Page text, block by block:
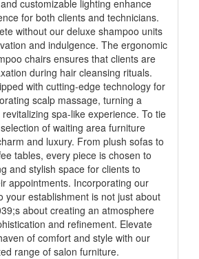
customizable lighting enhance
for both clients and technicians.
without our deluxe shampoo units
and indulgence. The ergonomic
chairs ensures that clients are
during hair cleansing rituals.
with cutting-edge technology for
scalp massage, turning a
spa-like experience. To tie
of waiting area furniture
and luxury. From plush sofas to
tables, every piece is chosen to
and stylish space for clients to
appointments. Incorporating our
your establishment is not just about
about creating an atmosphere
and refinement. Elevate
of comfort and style with our
range of salon furniture.